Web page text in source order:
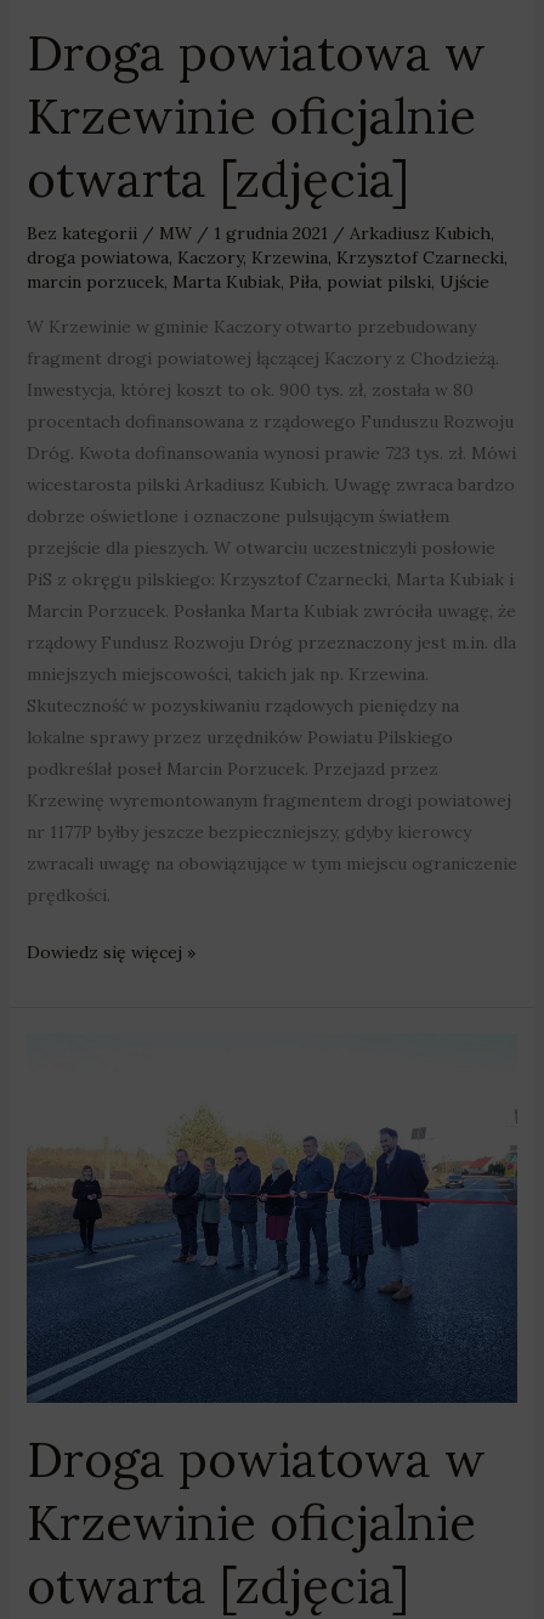
Droga powiatowa w
Krzewinie oficjalnie
otwarta [zdjęcia]
Bez kategorii/ MW / 1 grudnia 2021 / Arkadiusz Kubich,
droga powiatowa, Kaczory, Krzewina, Krzysztof Czarnecki,
marcin porzucek, Marta Kubiak, Piła, powiat pilski, Ujście
W Krzewinie w gminie Kaczory otwarto przebudowany
fragment drogi powiatowej łączącej Kaczory z Chodzieżą.
Inwestycja, której koszt to ok. 900 tys. zł, została w 80
procentach dofinansowana z rządowego Funduszu Rozwoju
Dróg. Kwota dofinansowania wynosi prawie 723 tys. zł. Mówi
wicestarosta pilski Arkadiusz Kubich. Uwagę zwraca bardzo
dobrze oświetlone i oznaczone pulsującym światłem
przejście dla pieszych. W otwarciu uczestniczyli posłowie
PiS z okręgu pilskiego: Krzysztof Czarnecki, Marta Kubiak i
Marcin Porzucek. Posłanka Marta Kubiak zwróciła uwagę, że
rządowy Fundusz Rozwoju Dróg przeznaczony jest m.in. dla
mniejszych miejscowości, takich jak np. Krzewina.
Skuteczność w pozyskiwaniu rządowych pieniędzy na
lokalne sprawy przez urzędników Powiatu Pilskiego
podkreślał poseł Marcin Porzucek. Przejazd przez
Krzewinę wyremontowanym fragmentem drogi powiatowej
nr 1177P byłby jeszcze bezpieczniejszy, gdyby kierowcy
zwracali uwagę na obowiązujące w tym miejscu ograniczenie
prędkości.
Dowiedz się więcej »
Droga powiatowa w
Krzewinie oficjalnie
otwarta [zdjęcia]
oficjalnie
otwarta
[zdjęcia]